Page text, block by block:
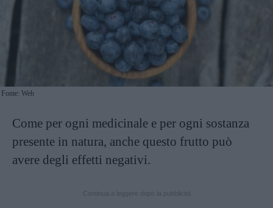
Fonte: Web
Come per ogni medicinale e per ogni sostanza
presente in natura, anche questo frutto può
avere degli effetti negativi.